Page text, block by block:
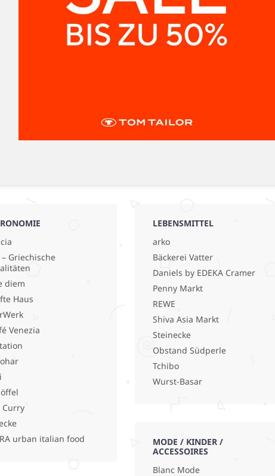
Griechische
diem
Haus
Venezia
Curry
urban italian food
LEBENSMITTEL
arko
Bäckerei Vatter
Daniels by EDEKA Cramer
Penny Markt
REWE
Shiva Asia Markt
Steinecke
Obstand Südperle
Tchibo
Wurst-Basar
MODE / KINDER /
ACCESSOIRES
Blanc Mode